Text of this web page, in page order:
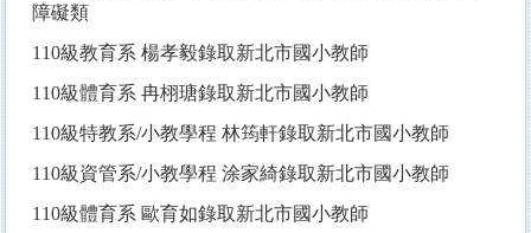
障礙類
110級教育系 楊孝毅錄取新北市國小教師
110級體育系 冉栩瑭錄取新北市國小教師
110級特教系/小教學程 林筠軒錄取新北市國小教師
110級資管系/小教學程 涂家綺錄取新北市國小教師
110級體育系 歐育如錄取新北市國小教師